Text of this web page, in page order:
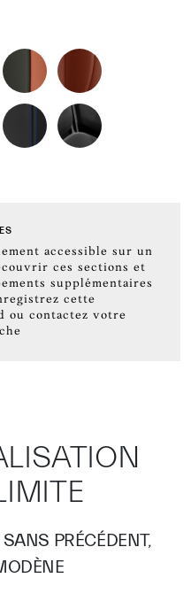
accessible sur un
ces sections et
supplémentaires
cette
ou contactez votre
PRÉCÉDENT,